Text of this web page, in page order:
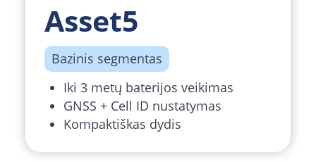
Asset5
Bazinis segmentas
Iki 3 metų baterijos veikimas
GNSS + Cell ID nustatymas
Kompaktiškas dydis